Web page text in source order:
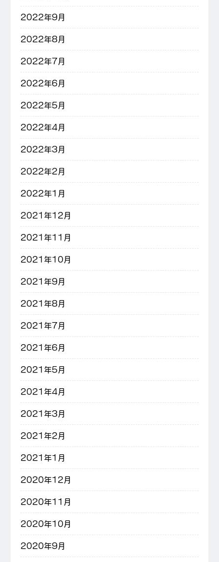
2022年9月
2022年8月
2022年7月
2022年6月
2022年5月
2022年4月
2022年3月
2022年2月
2022年1月
2021年12月
2021年11月
2021年10月
2021年9月
2021年8月
2021年7月
2021年6月
2021年5月
2021年4月
2021年3月
2021年2月
2021年1月
2020年12月
2020年11月
2020年10月
2020年9月